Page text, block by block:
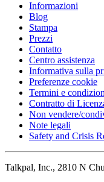
Informazioni
Blog
Stampa
Prezzi
Contatto
Centro assistenza
Informativa sulla
Preferenze cookie
Termini e
Contratto di
Non vendere/
Note legali
Safety and Crisis
Talkpal, Inc., 2810 N